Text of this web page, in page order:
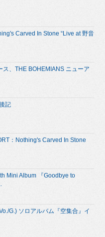
Carved In Stone “Live at 野音
、THE BOHEMIANS ニューア
記
：Nothing's Carved In Stone
Mini Album 『Goodbye to
G.) ソロアルバム『空集合』イ